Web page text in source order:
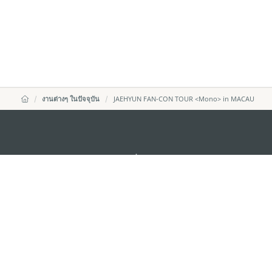
งานต่างๆ ในปัจจุบัน JAEHYUN FAN-CON TOUR <Mono> in MACAU